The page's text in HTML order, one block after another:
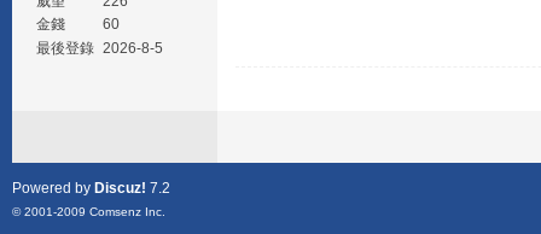
金錢
60
最後登錄 2026-8-5
Powered by Discuz! 7.2
© 2001-2009 Comsenz Inc.